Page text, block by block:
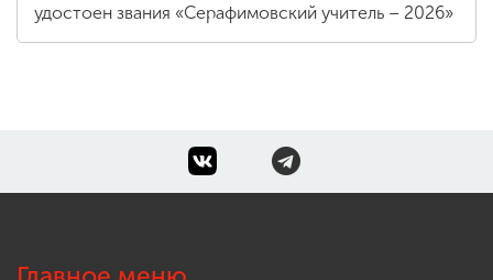
удостоен звания «Серафимовский учитель – 2026»